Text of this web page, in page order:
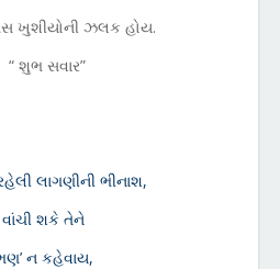
ખુશીયોની ઝલક હોય.
“ શુભ સવાર”
લાગણીની ભીનાશ,
શકે તેને
ન કહેવાય,